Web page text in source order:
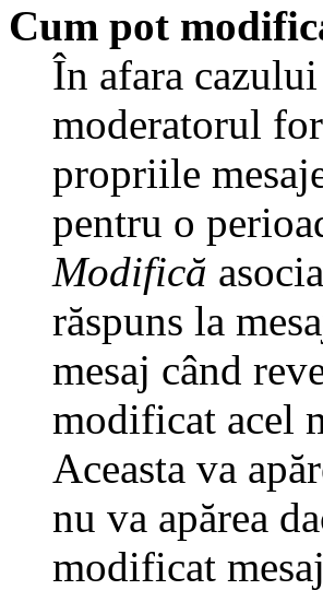
Cum pot
În afara
moderatorul
propriile
pentru o
Modifică
răspuns la
mesaj când
modificat acel
Aceasta va
nu va apărea
modificat